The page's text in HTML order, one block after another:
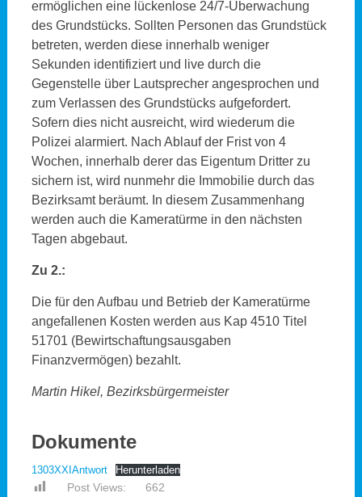
ermöglichen eine lückenlose 24/7-Überwachung
des Grundstücks. Sollten Personen das Grundstück
betreten, werden diese innerhalb weniger
Sekunden identifiziert und live durch die
Gegenstelle über Lautsprecher angesprochen und
zum Verlassen des Grundstücks aufgefordert.
Sofern dies nicht ausreicht, wird wiederum die
Polizei alarmiert. Nach Ablauf der Frist von 4
Wochen, innerhalb derer das Eigentum Dritter zu
sichern ist, wird nunmehr die Immobilie durch das
Bezirksamt beräumt. In diesem Zusammenhang
werden auch die Kameratürme in den nächsten
Tagen abgebaut.
Zu 2.:
Die für den Aufbau und Betrieb der Kameratürme
angefallenen Kosten werden aus Kap 4510 Titel
51701 (Bewirtschaftungsausgaben
Finanzvermögen) bezahlt.
Martin Hikel, Bezirksbürgermeister
Dokumente
1303XXIAntwort Herunterladen
Post Views: 662